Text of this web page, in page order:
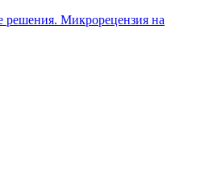
Микрорецензия на